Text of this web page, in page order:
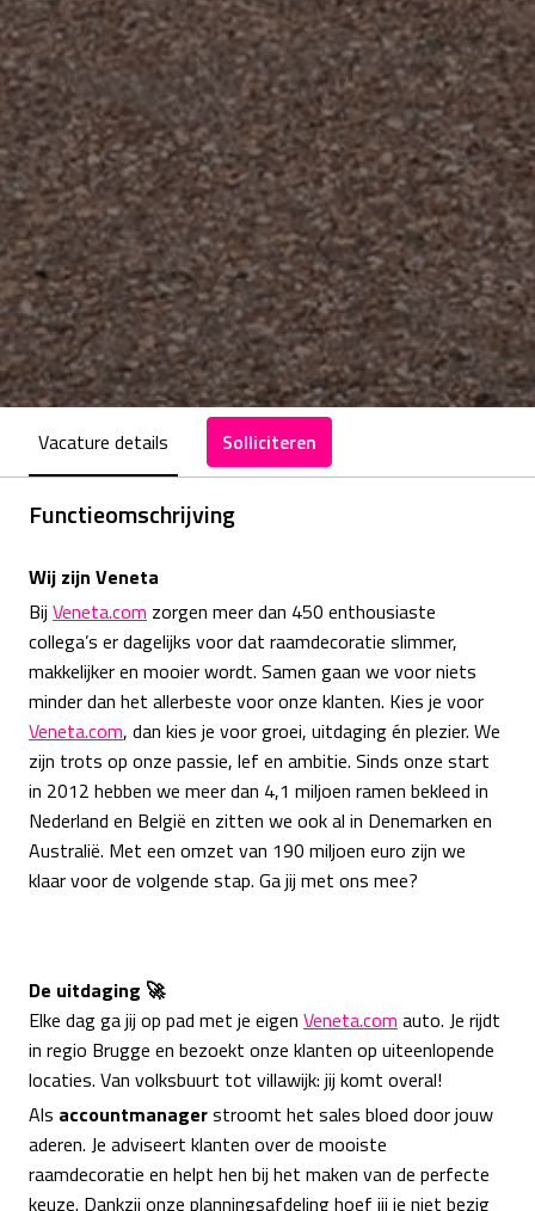
Vacature details Solliciteren
Functieomschrijving
Wij zijn Veneta
Bij Veneta.com zorgen meer dan 450 enthousiaste
collega’s er dagelijks voor dat raamdecoratie slimmer,
makkelijker en mooier wordt. Samen gaan we voor niets
minder dan het allerbeste voor onze klanten. Kies je voor
Veneta.com, dan kies je voor groei, uitdaging én plezier. We
zijn trots op onze passie, lef en ambitie. Sinds onze start
in 2012 hebben we meer dan 4,1 miljoen ramen bekleed in
Nederland en België en zitten we ook al in Denemarken en
Australië. Met een omzet van 190 miljoen euro zijn we
klaar voor de volgende stap. Ga jij met ons mee?
De uitdaging 🚀
Elke dag ga jij op pad met je eigen Veneta.com auto. Je rijdt
in regio Brugge en bezoekt onze klanten op uiteenlopende
locaties. Van volksbuurt tot villawijk: jij komt overal!
Als accountmanagerstroomt het sales bloed door jouw
aderen. Je adviseert klanten over de mooiste
raamdecoratie en helpt hen bij het maken van de perfecte
keuze. Dankzij onze planningsafdeling hoef jij je niet bezig